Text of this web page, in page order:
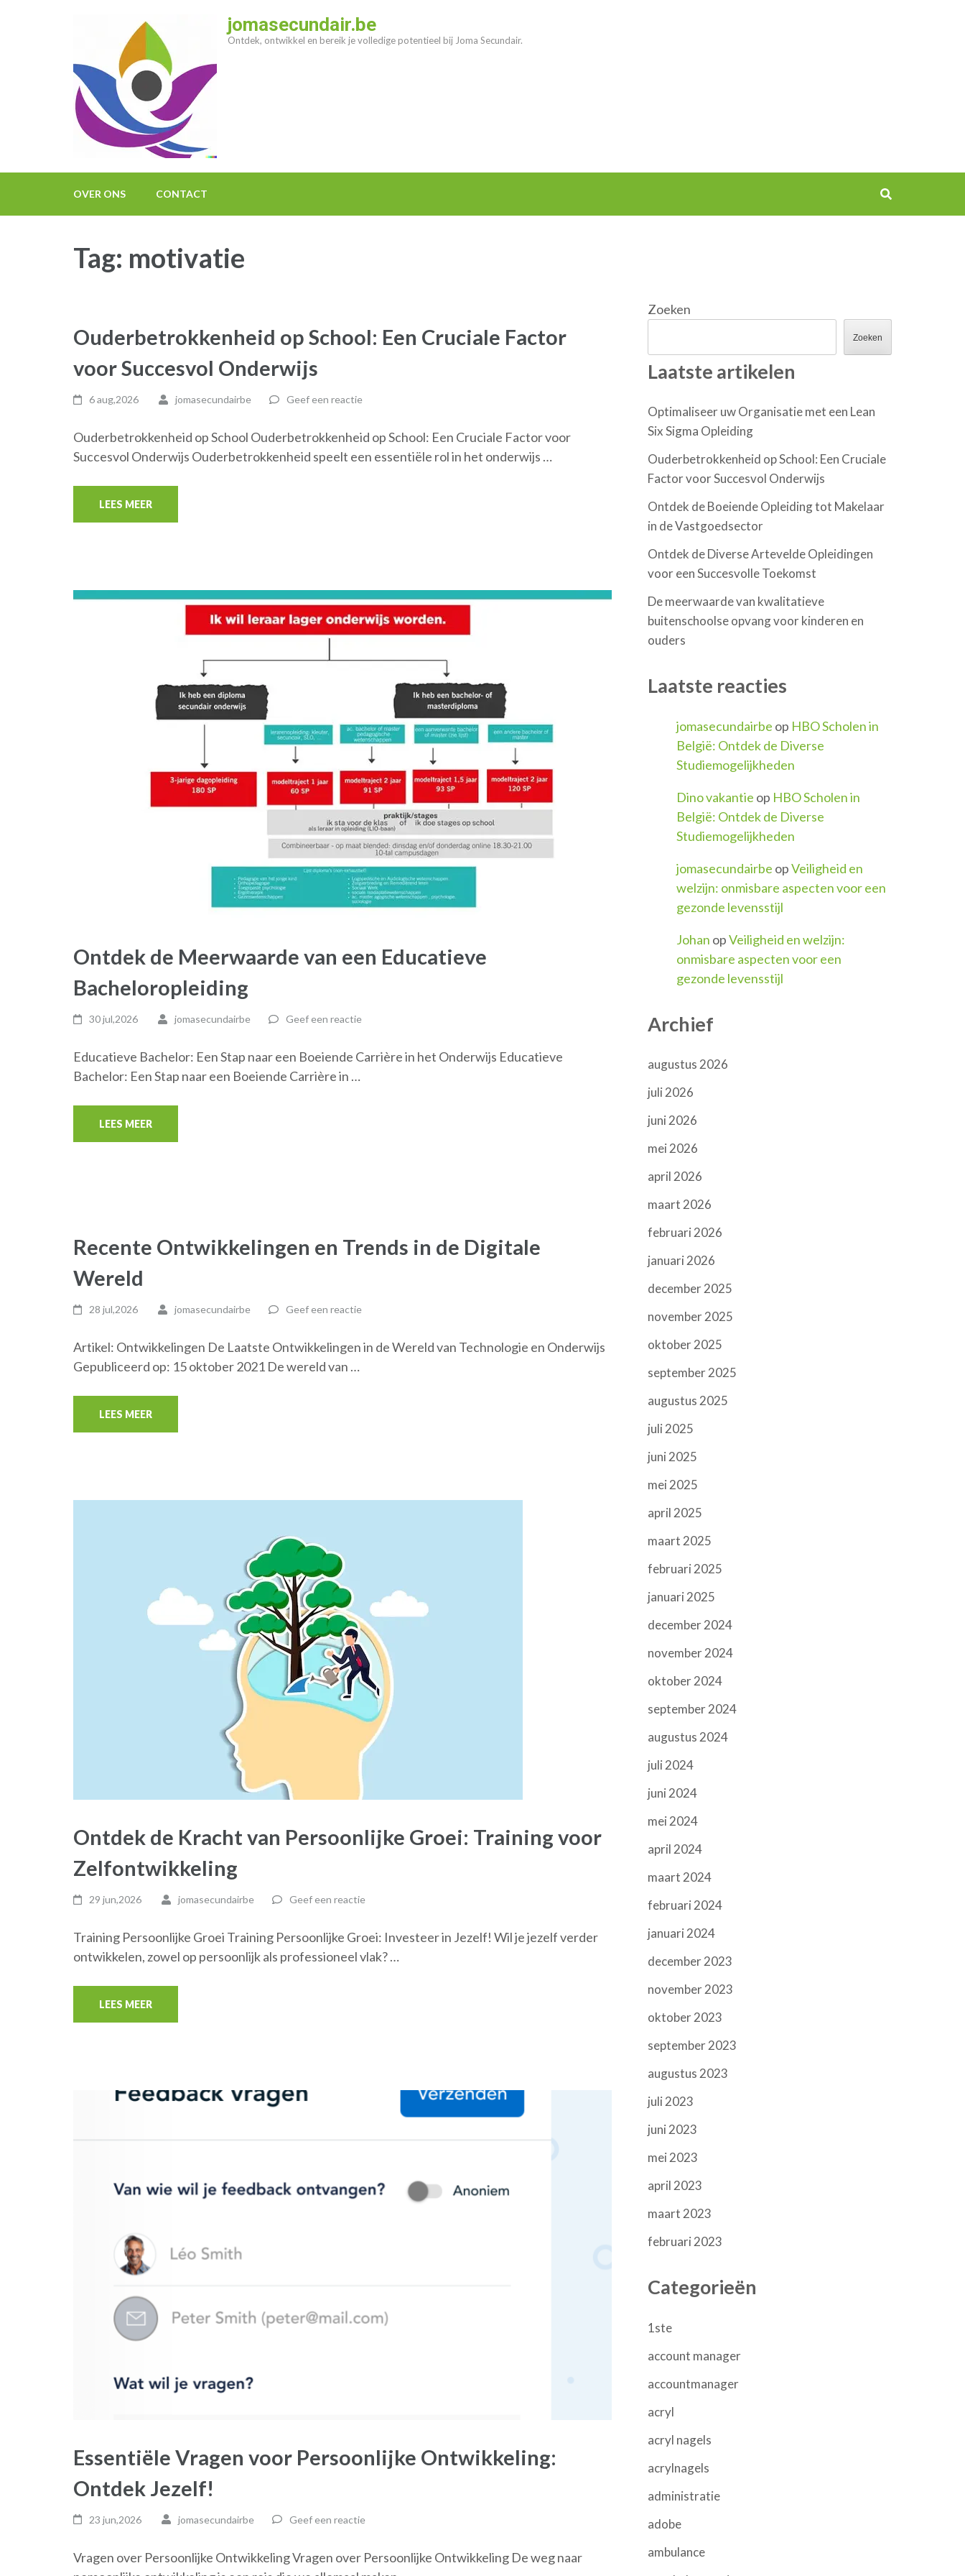
jomasecundair.be
Ontdek, ontwikkel en bereik je volledige potentieel bij Joma Secundair.
OVER ONS CONTACT
Tag: motivatie
Ouderbetrokkenheid op School: Een Cruciale Factor
voor Succesvol Onderwijs
6 aug,2026 jomasecundairbe Geef een reactie
Ouderbetrokkenheid op School Ouderbetrokkenheid op School: Een Cruciale Factor voor
Succesvol Onderwijs Ouderbetrokkenheid speelt een essentiële rol in het onderwijs …
LEES MEER
Ontdek de Meerwaarde van een Educatieve
Bacheloropleiding
30 jul,2026 jomasecundairbe Geef een reactie
Educatieve Bachelor: Een Stap naar een Boeiende Carrière in het Onderwijs Educatieve
Bachelor: Een Stap naar een Boeiende Carrière in …
LEES MEER
Recente Ontwikkelingen en Trends in de Digitale
Wereld
28 jul,2026 jomasecundairbe Geef een reactie
Artikel: Ontwikkelingen De Laatste Ontwikkelingen in de Wereld van Technologie en Onderwijs
Gepubliceerd op: 15 oktober 2021 De wereld van …
LEES MEER
Ontdek de Kracht van Persoonlijke Groei: Training voor
Zelfontwikkeling
29 jun,2026 jomasecundairbe Geef een reactie
Training Persoonlijke Groei Training Persoonlijke Groei: Investeer in Jezelf! Wil je jezelf verder
ontwikkelen, zowel op persoonlijk als professioneel vlak? …
LEES MEER
Essentiële Vragen voor Persoonlijke Ontwikkeling:
Ontdek Jezelf!
23 jun,2026 jomasecundairbe Geef een reactie
Vragen over Persoonlijke Ontwikkeling Vragen over Persoonlijke Ontwikkeling De weg naar
Zoeken
Zoeken
Laatste artikelen
Optimaliseer uw Organisatie met een Lean
Six Sigma Opleiding
Ouderbetrokkenheid op School: Een Cruciale
Factor voor Succesvol Onderwijs
Ontdek de Boeiende Opleiding tot Makelaar
in de Vastgoedsector
Ontdek de Diverse Artevelde Opleidingen
voor een Succesvolle Toekomst
De meerwaarde van kwalitatieve
buitenschoolse opvang voor kinderen en
ouders
Laatste reacties
jomasecundairbe op HBO Scholen in
België: Ontdek de Diverse
Studiemogelijkheden
Dino vakantie op HBO Scholen in
België: Ontdek de Diverse
Studiemogelijkheden
jomasecundairbe opVeiligheid en
welzijn: onmisbare aspecten voor een
gezonde levensstijl
Johan opVeiligheid en welzijn:
onmisbare aspecten voor een
gezonde levensstijl
Archief
augustus 2026
juli 2026
juni 2026
mei 2026
april 2026
maart 2026
februari 2026
januari 2026
december 2025
november 2025
oktober 2025
september 2025
augustus 2025
juli 2025
juni 2025
mei 2025
april 2025
maart 2025
februari 2025
januari 2025
december 2024
november 2024
oktober 2024
september 2024
augustus 2024
juli 2024
juni 2024
mei 2024
april 2024
maart 2024
februari 2024
januari 2024
december 2023
november 2023
oktober 2023
september 2023
augustus 2023
juli 2023
juni 2023
mei 2023
april 2023
maart 2023
februari 2023
Categorieën
1ste
account manager
accountmanager
acryl
acryl nagels
acrylnagels
administratie
adobe
ambulance